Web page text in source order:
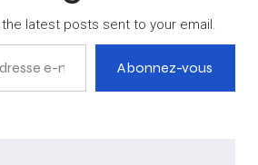
latest posts sent to your email.
Abonnez-vous